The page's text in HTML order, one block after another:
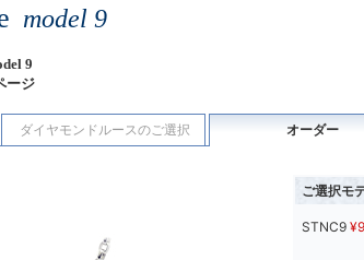
model 9
9
ージ
ダイヤモンドルースのご選択 オーダー
ご選択モ
STNC9 ¥